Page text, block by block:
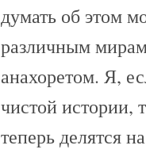
думать об этом
различным
анахоретом. Я,
чистой истории,
теперь делятся